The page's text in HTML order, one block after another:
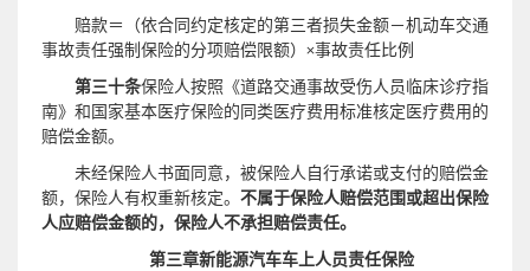
赔款＝（依合同约定核定的第三者损失金额－机动车交通
事故责任强制保险的分项赔偿限额）×事故责任比例
第三十条保险人按照《道路交通事故受伤人员临床诊疗指
南》和国家基本医疗保险的同类医疗费用标准核定医疗费用的
赔偿金额。
未经保险人书面同意，被保险人自行承诺或支付的赔偿金
额，保险人有权重新核定。 不属于保险人赔偿范围或超出保险
人应赔偿金额的，保险人不承担赔偿责任。
第三章新能源汽车车上人员责任保险